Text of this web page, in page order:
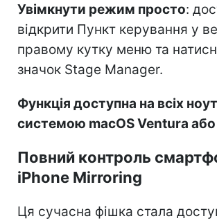
Увімкнути режим просто:
відкрити Пункт керування у
правому кутку меню та
значок Stage Manager.
Функція доступна на всіх
системою macOS Ventura
Повний контроль
iPhone Mirroring
Ця сучасна фішка стала